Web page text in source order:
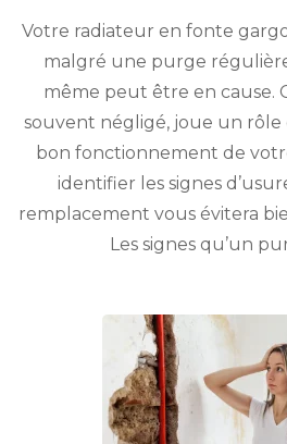
Votre radiateur en fonte
malgré une purge
même peut être en cause.
souvent négligé, joue un
bon fonctionnement de
identifier les signes
remplacement vous évitera
Les signes qu’un